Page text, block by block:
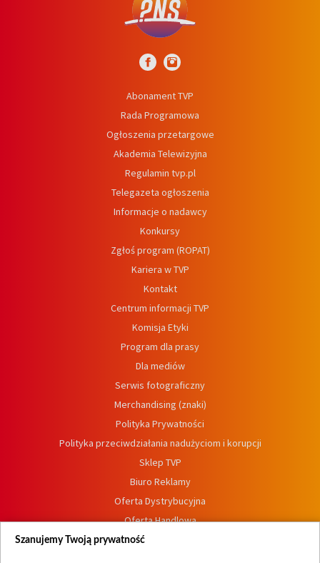
Abonament TVP
Rada Programowa
Ogłoszenia przetargowe
Akademia Telewizyjna
Regulamin tvp.pl
Telegazeta ogłoszenia
Informacje o nadawcy
Konkursy
Zgłoś program (ROPAT)
Kariera w TVP
Kontakt
Centrum informacji TVP
Komisja Etyki
Program dla prasy
Dla mediów
Serwis fotograficzny
Merchandising (znaki)
Polityka Prywatności
Polityka przeciwdziałania nadużyciom i korupcji
Sklep TVP
Biuro Reklamy
Oferta Dystrybucyjna
Oferta Handlowa
Dostępność
Szanujemy Twoją prywatność